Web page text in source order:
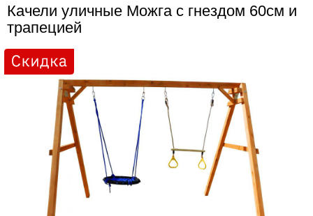
Качели уличные Можга с гнездом 60см и
трапецией